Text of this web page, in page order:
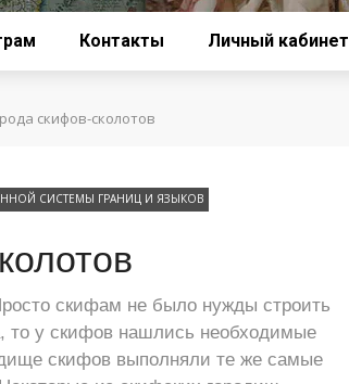
Контакты Личный кабинет
скифов-сколотов
СИСТЕМЫ ГРАНИЦ И ЯЗЫКОВ
скифам не было нужды строить
то у скифов нашлись необходимые
скифов выполняли те же самые